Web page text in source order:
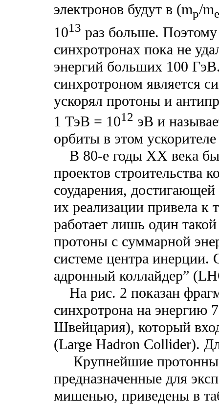
электронов будут в (mp/me
1013 раз больше.
синхротронах пока не
энергий бoльших 100
синхротроном является
ускорял протоны и
1 ТэВ = 1012 эВ и
орбиты в этом
В 80-е годы ХХ века
проектов строительства
соударения,
их реализации привела к
работает лишь один
протоны с суммарной
системе центра
адронный коллайдер”
На рис. 2 показан
синхротрона на
Швейцария), который
(Large Hadron Collider).
Крупнейшие
предназначенные для
мишенью, приведены в